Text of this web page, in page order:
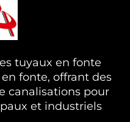
tuyaux en fonte
fonte, offrant des
canalisations pour
et industriels